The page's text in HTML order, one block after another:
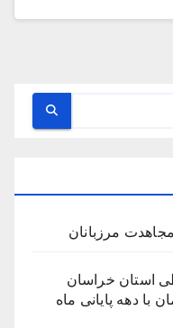
مرزبانان
استان خراسان
دهه پایانی ماه